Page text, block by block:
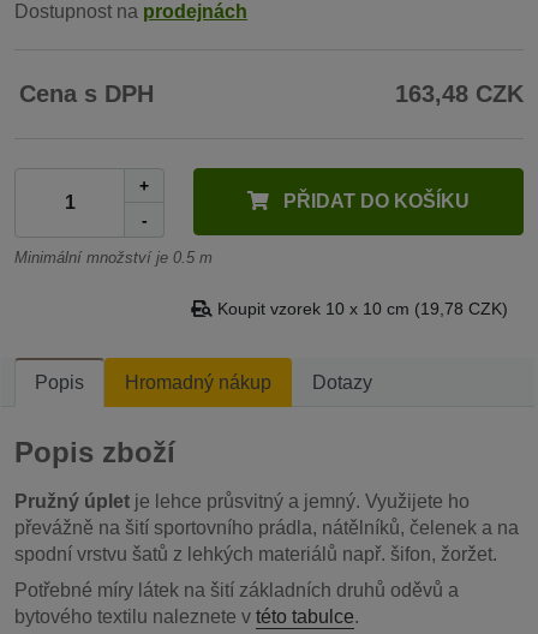
Dostupnost na prodejnách
Cena s DPH 163,48 CZK
+
-
PŘIDAT DO KOŠÍKU
Minimální množství je 0.5 m
Koupit vzorek 10 x 10 cm (19,78 CZK)
Popis Hromadný nákup Dotazy
Popis zboží
Pružný úplet je lehce průsvitný a jemný. Využijete ho
převážně na šití sportovního prádla, nátělníků, čelenek a na
spodní vrstvu šatů z lehkých materiálů např. šifon, žoržet.
Potřebné míry látek na šití základních druhů oděvů a
bytového textilu naleznete v této tabulce.